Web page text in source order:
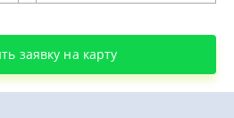
заявку на карту